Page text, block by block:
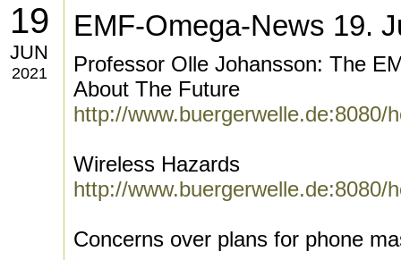
19
JUN
2021
EMF-Omega-News 19.
Professor Olle Johansson: The
About The Future
http://www.buergerwelle.de:8080/
Wireless Hazards
http://www.buergerwelle.de:8080/
Concerns over plans for phone